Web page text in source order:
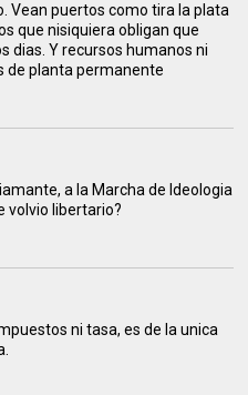
Vean puertos como tira la plata
que nisiquiera obligan que
dias. Y recursos humanos ni
de planta permanente
a la Marcha de Ideologia
volvio libertario?
ni tasa, es de la unica